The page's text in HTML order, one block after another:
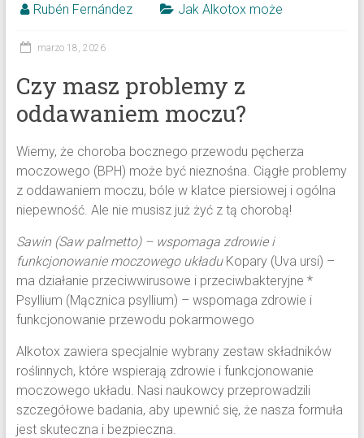
Rubén Fernández Jak Alkotox może
marzo 18, 2026
Czy masz problemy z
oddawaniem moczu?
Wiemy, że choroba bocznego przewodu pęcherza
moczowego (BPH) może być nieznośna. Ciągłe problemy
z oddawaniem moczu, bóle w klatce piersiowej i ogólna
niepewność. Ale nie musisz już żyć z tą chorobą!
Sawin (Saw palmetto) – wspomaga zdrowie i
funkcjonowanie moczowego układu Kopary (Uva ursi) –
ma działanie przeciwwirusowe i przeciwbakteryjne *
Psyllium (Mącznica psyllium) – wspomaga zdrowie i
funkcjonowanie przewodu pokarmowego
Alkotox zawiera specjalnie wybrany zestaw składników
roślinnych, które wspierają zdrowie i funkcjonowanie
moczowego układu. Nasi naukowcy przeprowadzili
szczegółowe badania, aby upewnić się, że nasza formuła
jest skuteczna i bezpieczna.